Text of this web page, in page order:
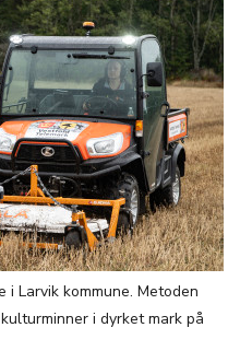
Larvik kommune. Metoden
i dyrket mark på